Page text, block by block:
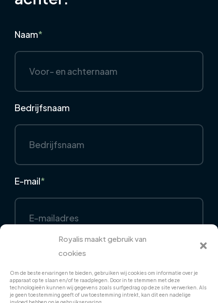
Royalis maakt gebruik van
cookies
Om de beste ervaringen te bieden, gebruiken wij cookies om informatie over je
apparaat op te slaan en/of te raadplegen. Door in te stemmen met deze
technologieën kunnen wij gegevens zoals surfgedrag op deze site verwerken. Als
je geen toestemming geeft of uw toestemming intrekt, kan dit een nadelige
Naam*
Bedrijfsnaam
E-mail*